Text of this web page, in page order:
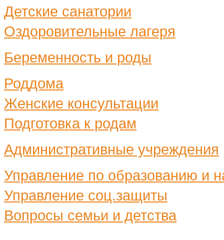
Детские санатории
Оздоровительные лагеря
Беременность и роды
Роддома
Женские консультации
Подготовка к родам
Административные учреждения
Управление по образованию и
Управление соц.защиты
Вопросы семьи и детства